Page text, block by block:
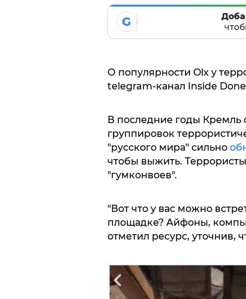
G
О популярности Olx у
telegram-канал Inside
В последние годы Кремль
группировок
"русского мира" сильно
чтобы выжить.
"гумконвоев".
"Вот что у вас можно
площадке? Айфоны,
отметил ресурс, уточнив,